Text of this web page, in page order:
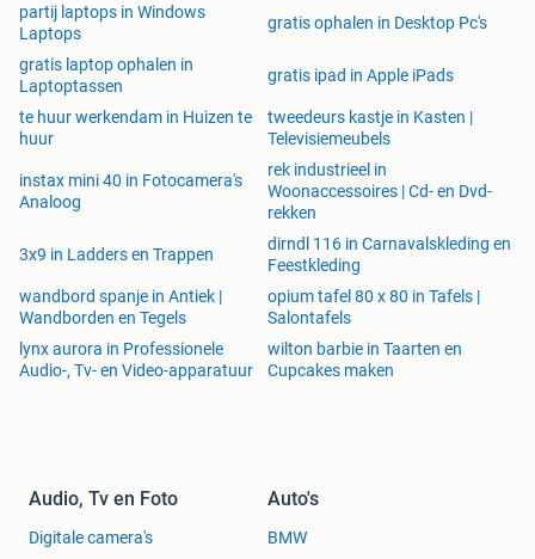
partij laptops in Windows
Laptops
gratis ophalen in Desktop Pc's
gratis laptop ophalen in
Laptoptassen
gratis ipad in Apple iPads
te huur werkendam in Huizen te
huur
tweedeurs kastje in Kasten |
Televisiemeubels
instax mini 40 in Fotocamera's
Analoog
rek industrieel in
Woonaccessoires | Cd- en Dvd-
rekken
3x9 in Ladders en Trappen
dirndl 116 in Carnavalskleding en
Feestkleding
wandbord spanje in Antiek |
Wandborden en Tegels
opium tafel 80 x 80 in Tafels |
Salontafels
lynx aurora in Professionele
Audio-, Tv- en Video-apparatuur
wilton barbie in Taarten en
Cupcakes maken
Audio, Tv en Foto
Digitale camera's
Auto's
BMW